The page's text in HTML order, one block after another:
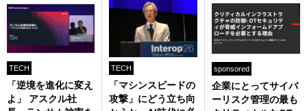
TECH
「逆境を進化に変え
よ」 アスクル社
TECH
「マシンスピードの
攻撃」にどう立ち向
sponsored
企業にとってサイバ
ーリスク管理の最も